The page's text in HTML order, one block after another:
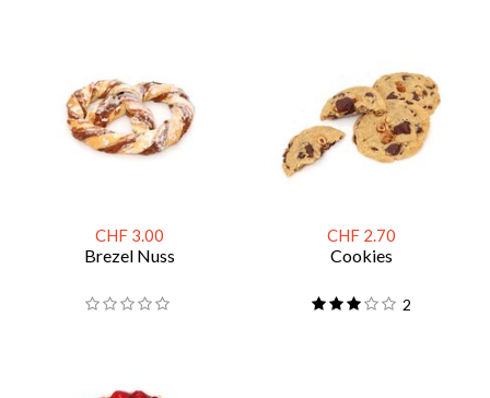
CHF 3.00
Brezel Nuss
CHF 2.70
Cookies
2